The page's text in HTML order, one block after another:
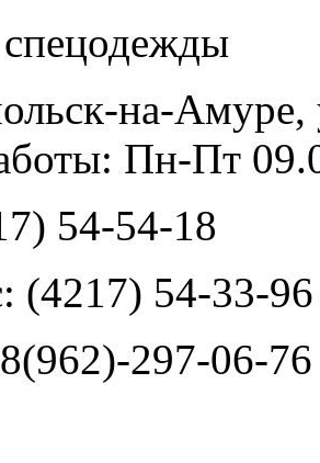
на-
Пн-Пт
54-54-18
(4217) 54-33-96
297-06-76